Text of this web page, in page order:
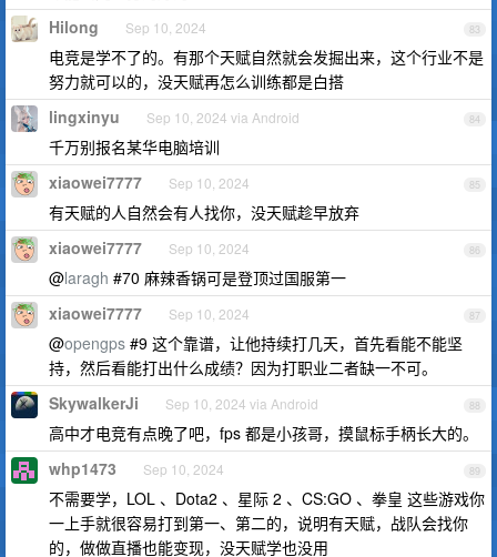
83
Hilong Sep 10, 2024
电竞是学不了的。有那个天赋自然就会发掘出来，这个行业不是
努力就可以的，没天赋再怎么训练都是白搭
84
lingxinyu Sep 10, 2024 via Android
千万别报名某华电脑培训
85
xiaowei7777 Sep 10, 2024
有天赋的人自然会有人找你，没天赋趁早放弃
86
xiaowei7777 Sep 10, 2024
@laragh #70 麻辣香锅可是登顶过国服第一
87
xiaowei7777 Sep 10, 2024
@opengps #9 这个靠谱，让他持续打几天，首先看能不能坚
持，然后看能打出什么成绩？因为打职业二者缺一不可。
88
SkywalkerJi Sep 10, 2024 via Android
高中才电竞有点晚了吧，fps 都是小孩哥，摸鼠标手柄长大的。
89
whp1473 Sep 10, 2024
不需要学，LOL 、Dota2 、星际 2 、CS:GO 、拳皇 这些游戏你
一上手就很容易打到第一、第二的，说明有天赋，战队会找你
的，做做直播也能变现，没天赋学也没用